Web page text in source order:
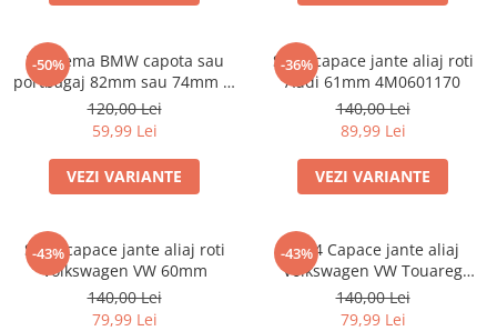
-50%
Emblema BMW capota sau
portbagaj 82mm sau 74mm (8
132375 05)
120,00 Lei
59,99 Lei
VEZI VARIANTE
-36%
Set 4 capace jante aliaj roti
Audi 61mm 4M0601170
140,00 Lei
89,99 Lei
VEZI VARIANTE
-43%
Set 4 capace jante aliaj roti
Volkswagen VW 60mm
140,00 Lei
79,99 Lei
-43%
Set 4 Capace jante aliaj
Volkswagen VW Touareg
7L6601149
140,00 Lei
79,99 Lei